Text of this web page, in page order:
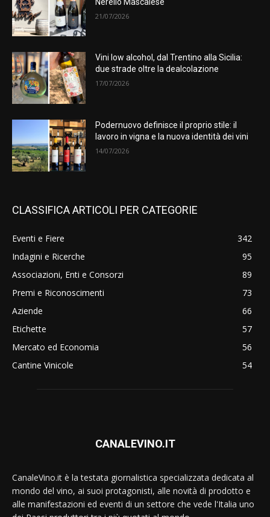
21/07/2026
Vini low alcohol, dal Trentino alla Sicilia:
due strade oltre la dealcolazione
17/07/2026
Podernuovo definisce il proprio stile: il
lavoro in vigna e la nuova identità dei vini
14/07/2026
CLASSIFICA ARTICOLI PER CATEGORIE
Eventi e Fiere
342
Indagini e Ricerche
95
Associazioni, Enti e Consorzi
89
Premi e Riconoscimenti
73
Aziende
66
Etichette
57
Mercato ed Economia
56
Cantine Vinicole
54
CANALEVINO.IT
CanaleVino.it è la testata giornalistica specializzata dedicata al
mondo del vino, ai suoi protagonisti, alle novità di prodotto e
alle manifestazioni ed eventi di un settore che vede l'Italia uno